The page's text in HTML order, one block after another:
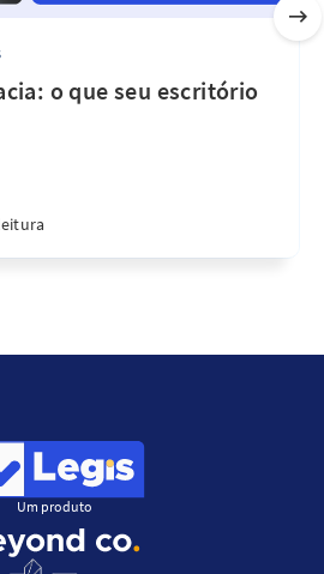
o que seu escritório
Um produto